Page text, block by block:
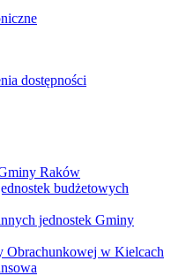
dostępności
Raków
budżetowych
jednostek Gminy
Obrachunkowej w Kielcach